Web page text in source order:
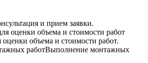
и прием заявки.
объема и стоимости работ.
Выполнение монтажных